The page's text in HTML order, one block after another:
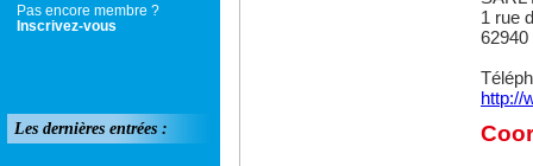
Pas encore membre ?
Inscrivez-vous
Les dernières entrées :
1 rue
62940
http://